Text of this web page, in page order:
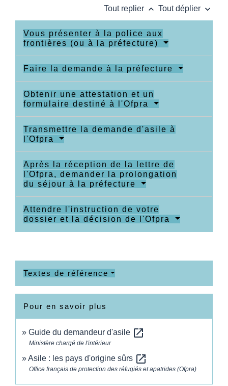
Tout replier keyboard_arrow_up Tout déplier keyboard_arrow_down
Vous présenter à la police aux
frontières (ou à la préfecture)
Faire la demande à la préfecture
Obtenir une attestation et un
formulaire destiné à l'Ofpra
Transmettre la demande d'asile à
l'Ofpra
Après la réception de la lettre de
l'Ofpra, demander la prolongation
du séjour à la préfecture
Attendre l'instruction de votre
dossier et la décision de l'Ofpra
Textes de référence
Pour en savoir plus
Guide du demandeur d'asile open_in_new
Ministère chargé de l'intérieur
Asile : les pays d'origine sûrs open_in_new
Office français de protection des réfugiés et apatrides (Ofpra)